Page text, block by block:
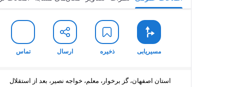
مسیریابی ذخیره ارسال تماس
استان اصفهان، گز برخوار، معلم، خواجه نصیر، بعد از استقلال